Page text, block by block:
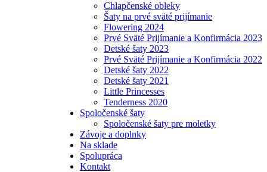
Chlapčenské obleky
Šaty na prvé sväté prijímanie
Flowering 2024
Prvé Sväté Prijímanie a Konfirmácia 2023
Detské šaty 2023
Prvé Sväté Prijímanie a Konfirmácia 2022
Detské šaty 2022
Detské šaty 2021
Little Princesses
Tenderness 2020
Spoločenské šaty
Spoločenské šaty pre moletky
Závoje a doplnky
Na sklade
Spolupráca
Kontakt